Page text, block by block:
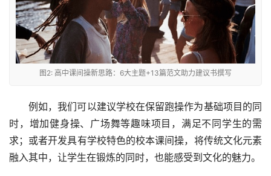
图2: 高中课间操新思路：6大主题+13篇范文助力建议书撰写
例如，我们可以建议学校在保留跑操作为基础项目的同
时，增加健身操、广场舞等趣味项目，满足不同学生的需
求；或者开发具有学校特色的校本课间操，将传统文化元素
融入其中，让学生在锻炼的同时，也能感受到文化的魅力。